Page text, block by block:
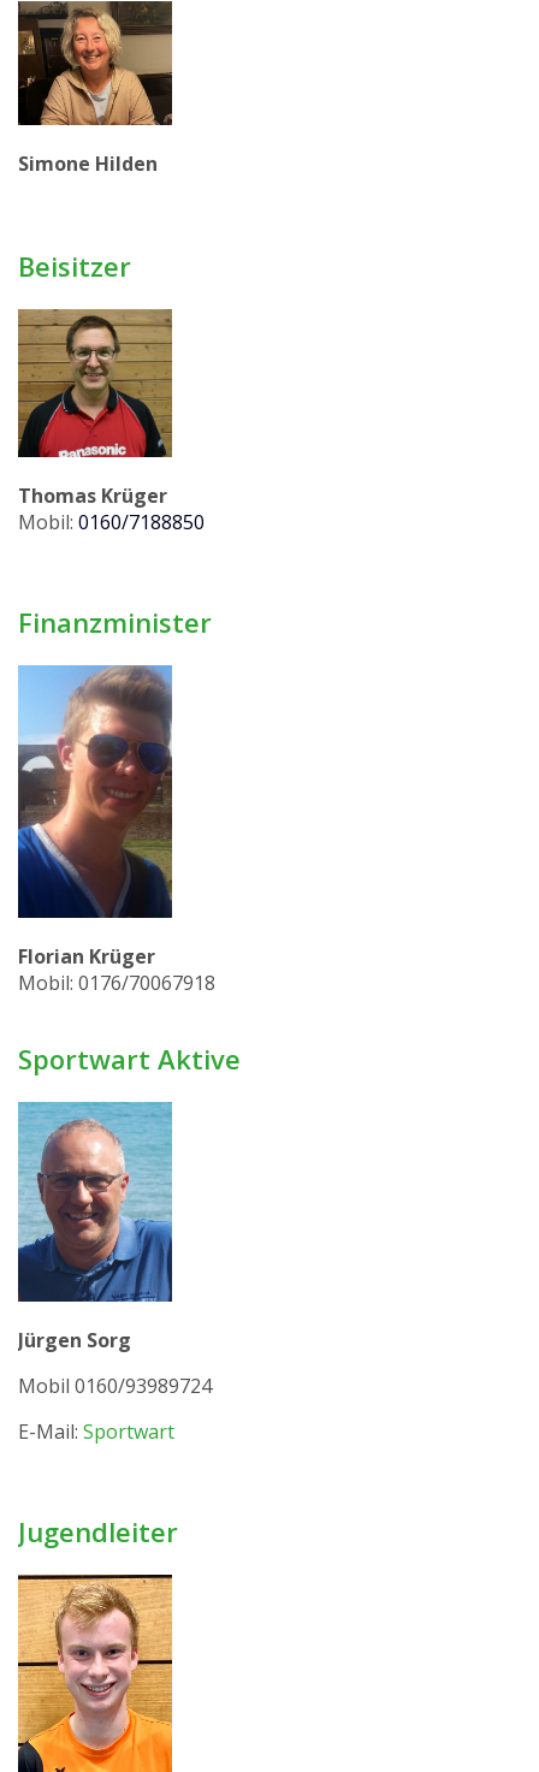
Simone Hilden
Beisitzer
Thomas Krüger
Mobil: 0160/7188850
Finanzminister
Florian Krüger
Mobil: 0176/70067918
Sportwart Aktive
Jürgen Sorg
Mobil 0160/93989724
E-Mail: Sportwart
Jugendleiter